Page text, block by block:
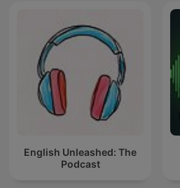
English Unleashed: The
Podcast